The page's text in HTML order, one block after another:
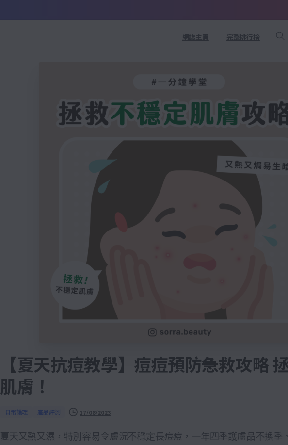
網誌主頁 完整排行榜
【夏天抗痘教學】痘痘預防急救攻略
肌膚！
日常護理 產品評測 17/08/2023
夏天又熱又濕，特別容易令膚況不穩定長痘痘，一年四季護膚品不換季